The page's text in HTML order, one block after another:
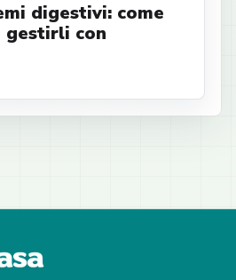
digestivi: come
gestirli con